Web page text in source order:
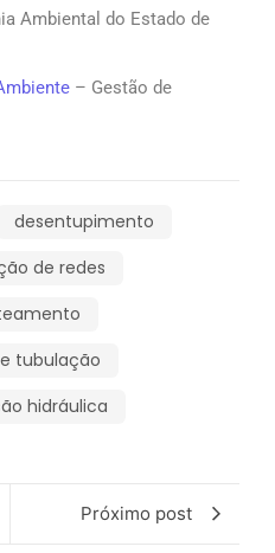
Ambiental do Estado de
– Gestão de
desentupimento
de redes
tubulação
hidráulica
Próximo post